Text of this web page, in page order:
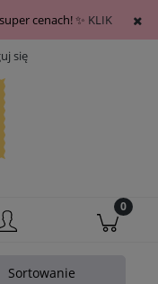
cenach! ✨ KLIK
się
Sortowanie